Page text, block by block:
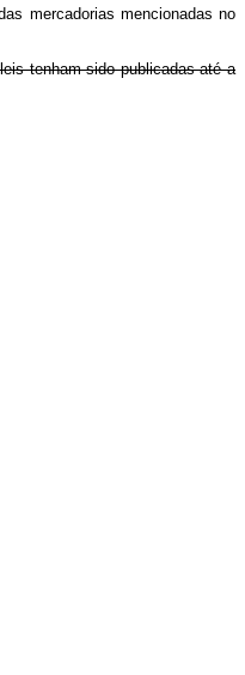
mercadorias mencionadas no
tenham sido publicadas até a